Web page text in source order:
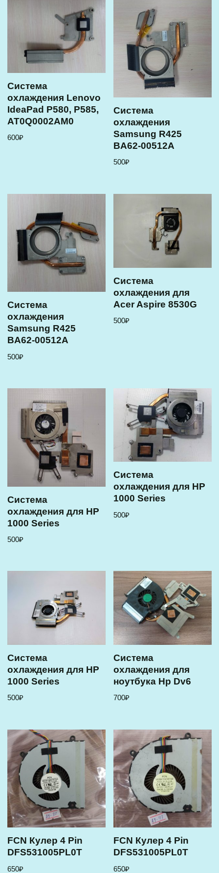
Cистема
охлаждения Lenovo
IdeaPad P580, P585,
AT0Q0002AM0
600₽
Cистема
охлаждения
Samsung R425
BA62-00512A
500₽
Cистема
охлаждения
Samsung R425
BA62-00512A
500₽
Cистема
охлаждения для
Acer Aspire 8530G
500₽
Cистема
охлаждения для HP
1000 Series
500₽
Cистема
охлаждения для HP
1000 Series
500₽
Cистема
охлаждения для HP
1000 Series
500₽
Cистема
охлаждения для
ноутбука Hp Dv6
700₽
FCN Кулер 4 Pin
DFS531005PL0T
650₽
FCN Кулер 4 Pin
DFS531005PL0T
650₽